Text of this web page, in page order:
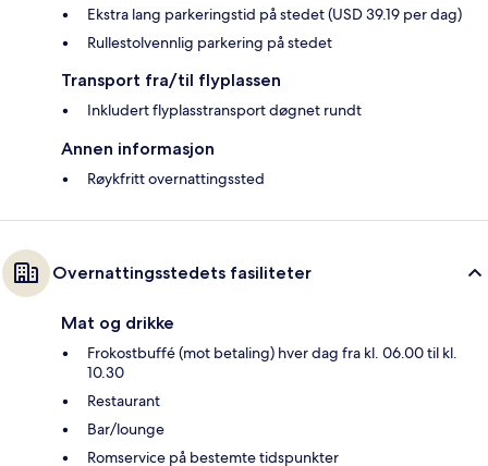
Ekstra lang parkeringstid på stedet (USD 39.19 per dag)
Rullestolvennlig parkering på stedet
Transport fra/til flyplassen
Inkludert flyplasstransport døgnet rundt
Annen informasjon
Røykfritt overnattingssted
Overnattingsstedets fasiliteter
Mat og drikke
Frokostbuffé (mot betaling) hver dag fra kl. 06.00 til kl.
10.30
Restaurant
Bar/lounge
Romservice på bestemte tidspunkter